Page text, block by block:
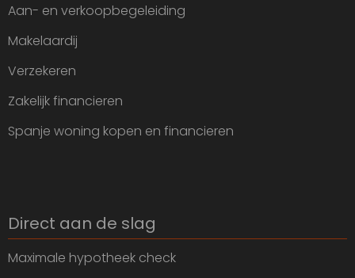
Aan- en verkoopbegeleiding
Makelaardij
Verzekeren
Zakelijk financieren
Spanje woning kopen en financieren
Direct aan de slag
Maximale hypotheek check